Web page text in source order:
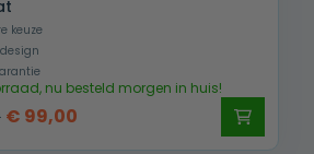
keuze
nu besteld morgen in huis!
Oorspronkelijke
€ 99,00